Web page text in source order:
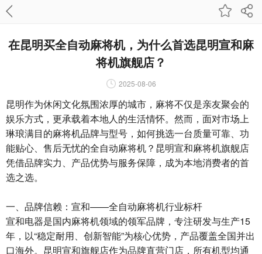
在昆明买全自动麻将机，为什么首选昆明宣和麻
将机旗舰店？
2025-08-06
昆明作为休闲文化氛围浓厚的城市，麻将不仅是亲友聚会的
娱乐方式，更承载着本地人的生活情怀。然而，面对市场上
琳琅满目的麻将机品牌与型号，如何挑选一台质量可靠、功
能贴心、售后无忧的全自动麻将机？昆明宣和麻将机旗舰店
凭借品牌实力、产品优势与服务保障，成为本地消费者的首
选之选。
一、品牌信赖：宣和——全自动麻将机行业标杆
宣和电器是国内麻将机领域的领军品牌，专注研发与生产15
年，以“稳定耐用、创新智能”为核心优势，产品覆盖全国并出
口海外。昆明宣和旗舰店作为品牌直营门店，所有机型均通